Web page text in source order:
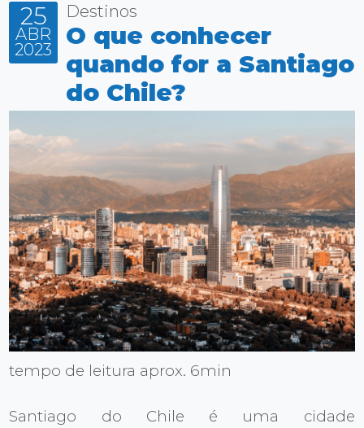
25
ABR
2023
Destinos
O que conhecer
quando for a Santiago
do Chile?
tempo de leitura aprox. 6min
Santiago do Chile é uma cidade